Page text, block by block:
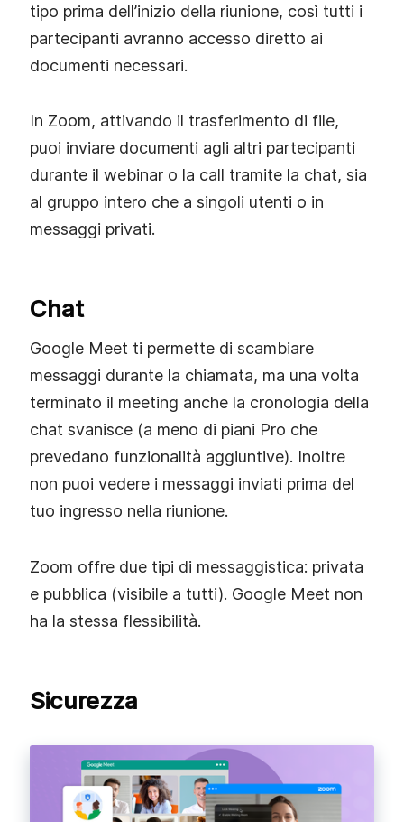
tipo prima dell’inizio della riunione, così tutti i
partecipanti avranno accesso diretto ai
documenti necessari.
In Zoom, attivando il trasferimento di file,
puoi inviare documenti agli altri partecipanti
durante il webinar o la call tramite la chat, sia
al gruppo intero che a singoli utenti o in
messaggi privati.
Chat
Google Meet ti permette di scambiare
messaggi durante la chiamata, ma una volta
terminato il meeting anche la cronologia della
chat svanisce (a meno di piani Pro che
prevedano funzionalità aggiuntive). Inoltre
non puoi vedere i messaggi inviati prima del
tuo ingresso nella riunione.
Zoom offre due tipi di messaggistica: privata
e pubblica (visibile a tutti). Google Meet non
ha la stessa flessibilità.
Sicurezza